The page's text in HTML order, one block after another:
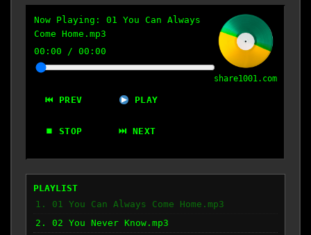
Now Playing: 01 You Can Always
Come Home.mp3
00:00 / 00:00
⏮ PREV PLAY
⏹ STOP ⏭ NEXT
share1001.com
PLAYLIST
1. 01 You Can Always Come Home.mp3
2. 02 You Never Know.mp3